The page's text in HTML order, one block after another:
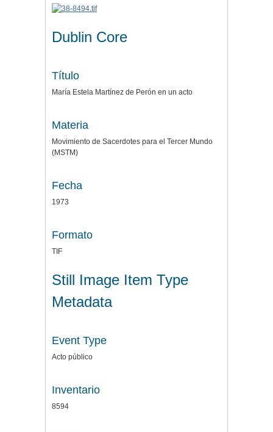
Dublin Core
Título
María Estela Martínez de Perón en un acto
Materia
Movimiento de Sacerdotes para el Tercer Mundo
(MSTM)
Fecha
1973
Formato
TIF
Still Image Item Type
Metadata
Event Type
Acto público
Inventario
8594